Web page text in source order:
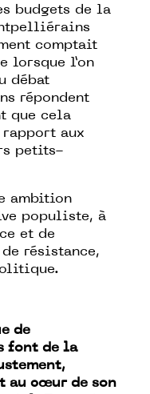
budgets de la
comptait
lorsque l’on
débat
répondent
que cela
aux
petits-
ambition
populiste, à
et de
de résistance,
de
font de la
au cœur de son